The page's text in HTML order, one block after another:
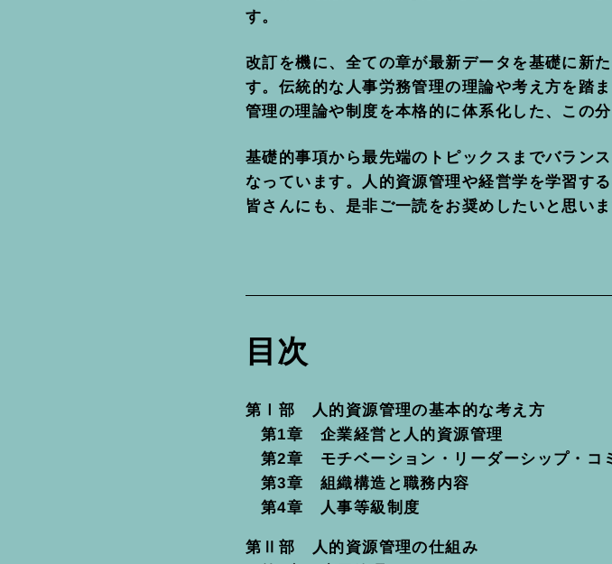
す。
改訂を機に、全ての章が最新データを基礎に新
す。伝統的な人事労務管理の理論や考え方を踏
管理の理論や制度を本格的に体系化した、この
基礎的事項から最先端のトピックスまでバラン
なっています。人的資源管理や経営学を学習す
皆さんにも、是非ご一読をお奨めしたいと思いま
目次
第Ⅰ部 人的資源管理の基本的な考え方
第1章 企業経営と人的資源管理
第2章 モチベーション・リーダーシップ・コ
第3章 組織構造と職務内容
第4章 人事等級制度
第Ⅱ部 人的資源管理の仕組み